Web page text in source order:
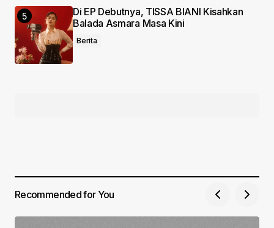
Di EP Debutnya, TISSA BIANI Kisahkan
Balada Asmara Masa Kini
Berita
Recommended for You